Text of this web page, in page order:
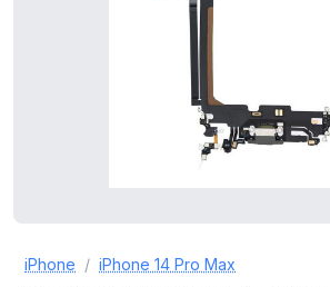
iPhone iPhone 14 Pro Max